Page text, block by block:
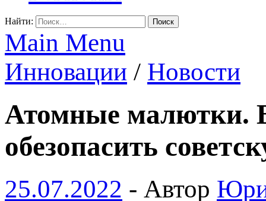
Найти:
Main Menu
Инновации / Новости
Атомные малютки.
обезопасить
25.07.2022 - Автор